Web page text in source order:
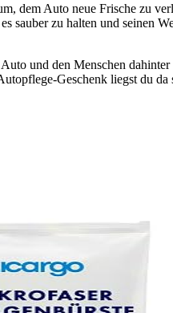
dem Auto neue Frische zu
sauber zu halten und seinen
und den Menschen
Geschenk liegst du